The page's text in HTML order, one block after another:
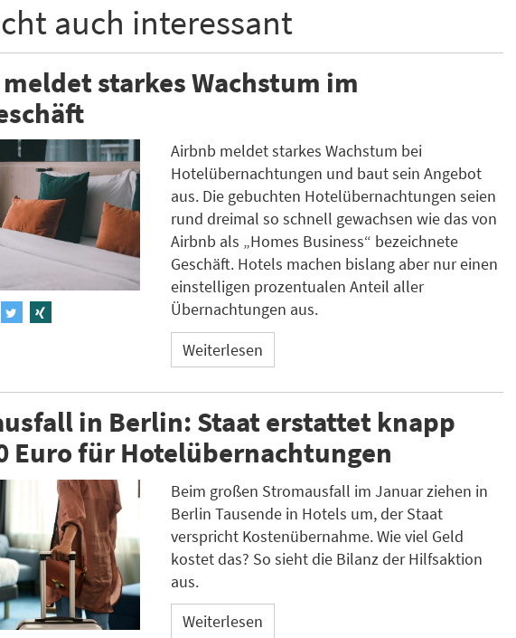
auch interessant
starkes Wachstum im
Airbnb meldet starkes Wachstum bei
Hotelübernachtungen und baut sein Angebot
aus. Die gebuchten Hotelübernachtungen seien
rund dreimal so schnell gewachsen wie das von
Airbnb als „Homes Business“ bezeichnete
Geschäft. Hotels machen bislang aber nur einen
einstelligen prozentualen Anteil aller
Übernachtungen aus.
Weiterlesen
in Berlin: Staat erstattet knapp
Euro für Hotelübernachtungen
Beim großen Stromausfall im Januar ziehen in
Berlin Tausende in Hotels um, der Staat
verspricht Kostenübernahme. Wie viel Geld
kostet das? So sieht die Bilanz der Hilfsaktion
aus.
Weiterlesen